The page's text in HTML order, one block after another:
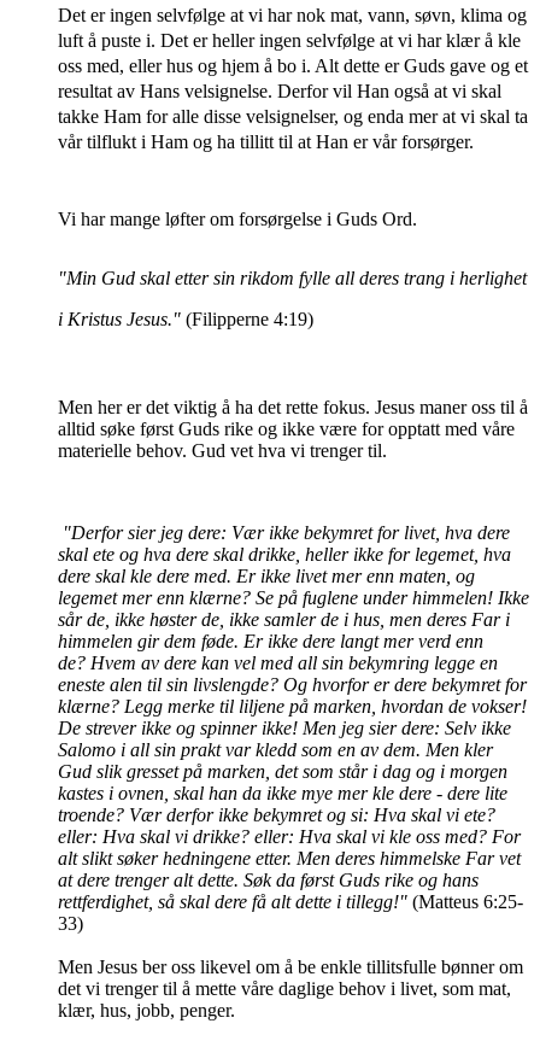
Det er ingen selvfølge at vi har nok mat, vann, søvn, klima og
luft å puste i. Det er heller ingen selvfølge at vi har klær å kle
oss med, eller hus og hjem å bo i. Alt dette er Guds gave og et
resultat av Hans velsignelse. Derfor vil Han også at vi skal
takke Ham for alle disse velsignelser, og enda mer at vi skal ta
vår tilflukt i Ham og ha tillitt til at Han er vår forsørger.
Vi har mange løfter om forsørgelse i Guds Ord.
"Min Gud skal etter sin rikdom fylle all deres trang i herlighet
i Kristus Jesus." (Filipperne 4:19)
Men her er det viktig å ha det rette fokus. Jesus maner oss til å
alltid søke først Guds rike og ikke være for opptatt med våre
materielle behov. Gud vet hva vi trenger til.
"Derfor sier jeg dere: Vær ikke bekymret for livet, hva dere
skal ete og hva dere skal drikke, heller ikke for legemet, hva
dere skal kle dere med. Er ikke livet mer enn maten, og
legemet mer enn klærne? Se på fuglene under himmelen! Ikke
sår de, ikke høster de, ikke samler de i hus, men deres Far i
himmelen gir dem føde. Er ikke dere langt mer verd enn
de? Hvem av dere kan vel med all sin bekymring legge en
eneste alen til sin livslengde? Og hvorfor er dere bekymret for
klærne? Legg merke til liljene på marken, hvordan de vokser!
De strever ikke og spinner ikke! Men jeg sier dere: Selv ikke
Salomo i all sin prakt var kledd som en av dem. Men kler
Gud slik gresset på marken, det som står i dag og i morgen
kastes i ovnen, skal han da ikke mye mer kle dere - dere lite
troende? Vær derfor ikke bekymret og si: Hva skal vi ete?
eller: Hva skal vi drikke? eller: Hva skal vi kle oss med? For
alt slikt søker hedningene etter. Men deres himmelske Far vet
at dere trenger alt dette. Søk da først Guds rike og hans
rettferdighet, så skal dere få alt dette i tillegg!" (Matteus 6:25-
33)
Men Jesus ber oss likevel om å be enkle tillitsfulle bønner om
det vi trenger til å mette våre daglige behov i livet, som mat,
klær, hus, jobb, penger.